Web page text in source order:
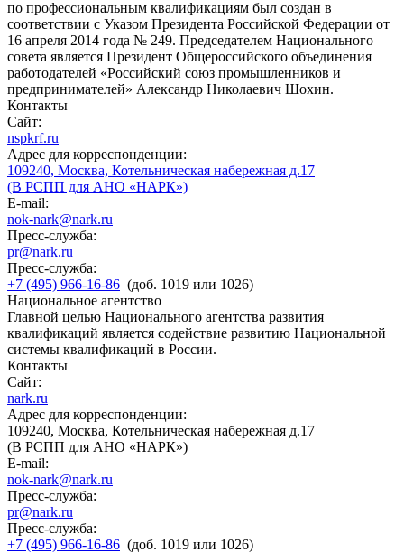
по профессиональным квалификациям был создан в
соответствии с Указом Президента Российской Федерации от
16 апреля 2014 года № 249. Председателем Национального
совета является Президент Общероссийского объединения
работодателей «Российский союз промышленников и
предпринимателей» Александр Николаевич Шохин.
Контакты
Сайт:
nspkrf.ru
Адрес для корреспонденции:
109240, Москва, Котельническая набережная д.17
(В РСПП для АНО «НАРК»)
E-mail:
nok-nark@nark.ru
Пресс-служба:
pr@nark.ru
Пресс-служба:
+7 (495) 966-16-86 (доб. 1019 или 1026)
Национальное агентство
Главной целью Национального агентства развития
квалификаций является содействие развитию Национальной
системы квалификаций в России.
Контакты
Сайт:
nark.ru
Адрес для корреспонденции:
109240, Москва, Котельническая набережная д.17
(В РСПП для АНО «НАРК»)
E-mail:
nok-nark@nark.ru
Пресс-служба:
pr@nark.ru
Пресс-служба:
+7 (495) 966-16-86 (доб. 1019 или 1026)